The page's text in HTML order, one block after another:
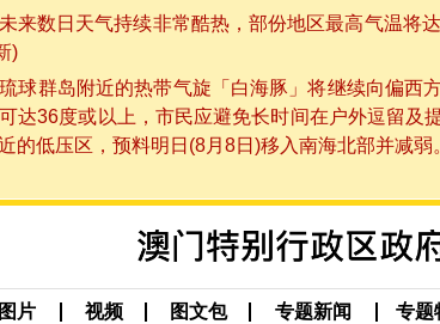
来数日天气持续非常酷热，部份地区最高气温
)
球群岛附近的热带气旋「白海豚」将继续向偏
达36度或以上，市民应避免长时间在户外逗留及
的低压区，预料明日(8月8日)移入南海北部并减
图片 视频 图文包 专题新闻 专题